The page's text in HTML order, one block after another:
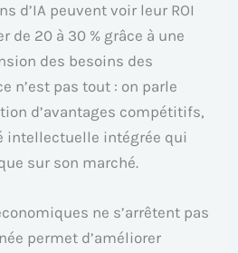
d’IA peuvent voir leur ROI
de 20 à 30 % grâce à une
des besoins des
n’est pas tout : on parle
d’avantages compétitifs,
intellectuelle intégrée qui
sur son marché.
ne s’arrêtent pas
permet d’améliorer